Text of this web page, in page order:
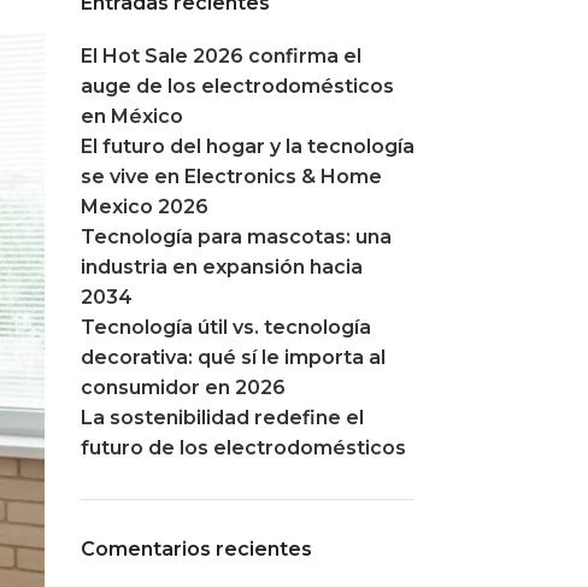
El Hot Sale 2026 confirma el
auge de los electrodomésticos
en México
El futuro del hogar y la tecnología
se vive en Electronics & Home
Mexico 2026
Tecnología para mascotas: una
industria en expansión hacia
2034
Tecnología útil vs. tecnología
decorativa: qué sí le importa al
consumidor en 2026
La sostenibilidad redefine el
futuro de los electrodomésticos
Comentarios recientes